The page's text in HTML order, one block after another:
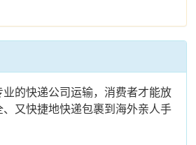
的快递公司运输，消费者才能放
又快捷地快递包裹到海外亲人手